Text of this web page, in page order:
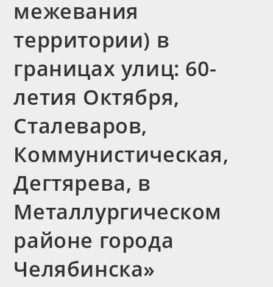
межевания
территории) в
границах улиц: 60-
летия Октября,
Сталеваров,
Коммунистическая,
Дегтярева, в
Металлургическом
районе города
Челябинска»